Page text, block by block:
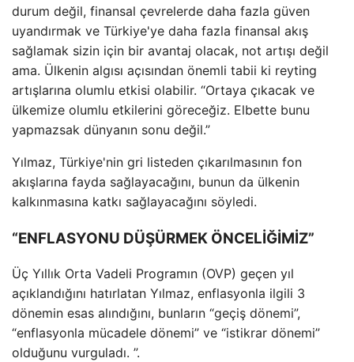
durum değil, finansal çevrelerde daha fazla güven
uyandırmak ve Türkiye'ye daha fazla finansal akış
sağlamak sizin için bir avantaj olacak, not artışı değil
ama. Ülkenin algısı açısından önemli tabii ki reyting
artışlarına olumlu etkisi olabilir. “Ortaya çıkacak ve
ülkemize olumlu etkilerini göreceğiz. Elbette bunu
yapmazsak dünyanın sonu değil.”
Yılmaz, Türkiye'nin gri listeden çıkarılmasının fon
akışlarına fayda sağlayacağını, bunun da ülkenin
kalkınmasına katkı sağlayacağını söyledi.
“ENFLASYONU DÜŞÜRMEK ÖNCELİĞİMİZ”
Üç Yıllık Orta Vadeli Programın (OVP) geçen yıl
açıklandığını hatırlatan Yılmaz, enflasyonla ilgili 3
dönemin esas alındığını, bunların “geçiş dönemi”,
“enflasyonla mücadele dönemi” ve “istikrar dönemi”
olduğunu vurguladı. ”.